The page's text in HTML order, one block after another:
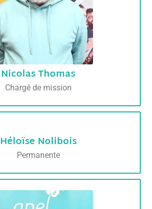
Nicolas Thomas
Chargé de mission
Héloïse Nolibois
Permanente